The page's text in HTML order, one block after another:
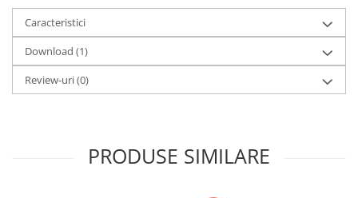
Acumulatori Moto, ATV
GEL
AGM
Li-Ion
SLA AGM (Sealed Lead Acid)
Marine & Caravan
Caracteristici
Download (1)
Review-uri(0)
PRODUSE SIMILARE